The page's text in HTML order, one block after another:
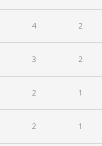
4 2
3 2
2 1
2 1